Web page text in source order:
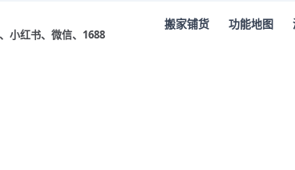
小红书、微信、1688
搬家铺货 功能地图